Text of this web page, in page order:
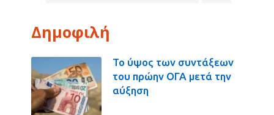
Δημοφιλή
Το ύψος των συντάξεων
του πρώην ΟΓΑ μετά την
αύξηση